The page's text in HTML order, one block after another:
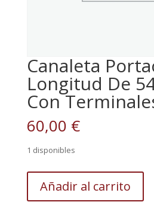
Canaleta
Longitud De
Con
60,00 €
1 disponibles
Portacables
Añadir al carrito